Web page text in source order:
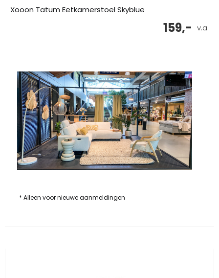
Xooon Tatum Eetkamerstoel Skyblue
v.a.
159,-
* Alleen voor nieuwe aanmeldingen